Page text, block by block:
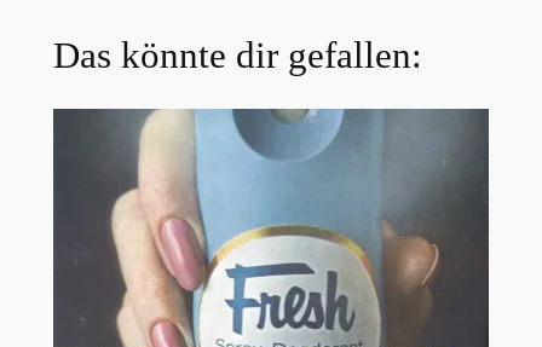
Das könnte dir gefallen: